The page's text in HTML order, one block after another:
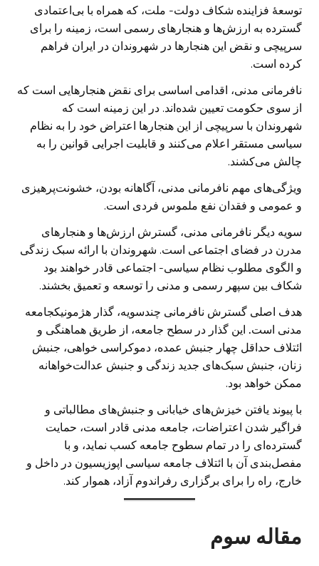
توسعۀ فزاینده شکاف دولت- ملت، که همراه با بی‌اعتمادی
گسترده به ارزش‌ها و هنجارهای رسمی است، زمینه را برای
سرپیچی و نقض این هنجارها در شهروندان در ایران فراهم
کرده است.
نافرمانی مدنی، اقدامی اساسی برای نقض هنجارهایی است که
از سوی حکومت تعیین شده‌اند. در این زمینه است که
شهروندان با سرپیچی از این هنجارها اعتراض خود را به نظام
سیاسی مستقر اعلام می‌کنند و قابلیت اجرایی قوانین را به
چالش می‌کشند.
ویژگی‌های مهم نافرمانی مدنی، آگاهانه بودن، خشونت‌پرهیزی
و عمومی و فقدان نفع ملموس فردی است.
سویه دیگر نافرمانی مدنی، گسترش ارزش‌ها و هنجارهای
مدرن در فضای اجتماعی است. شهروندان با ارائه سبک زندگی
و الگوی مطلوب نظام سیاسی- اجتماعی قادر خواهند بود
شکاف بین سپهر رسمی و مدنی را توسعه و تعمیق بخشند.
هدف اصلی گسترش نافرمانی چندسویه، گذار هژمونیکجامعه
مدنی است. این گذار در سطح جامعه، از طریق هماهنگی و
ائتلاف حداقل چهار جنبش عمده، دموکراسی خواهی، جنبش
زنان، جنبش سبک‌های جدید زندگی و جنبش عدالت‌خواهانه
ممکن خواهد بود.
با پیوند یافتن خیزش‌های خیابانی و جنبش‌های مطالباتی و
فراگیر شدن اعتراضات، جامعه مدنی قادر است، حمایت
گسترده‌ای را در تمام سطوح جامعه کسب نماید، و با
مفصل‌بندی آن با ائتلاف جامعه سیاسی اپوزیسیون در داخل و
خارج‌، راه را برای برگزاری رفراندوم آزاد، هموار کند.
مقاله سوم